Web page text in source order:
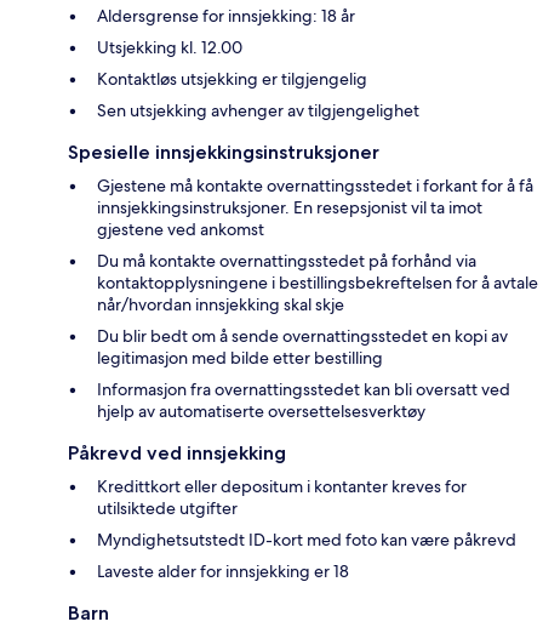
Aldersgrense for innsjekking: 18 år
Utsjekking kl. 12.00
Kontaktløs utsjekking er tilgjengelig
Sen utsjekking avhenger av tilgjengelighet
Spesielle innsjekkingsinstruksjoner
Gjestene må kontakte overnattingsstedet i forkant for å få
innsjekkingsinstruksjoner. En resepsjonist vil ta imot
gjestene ved ankomst
Du må kontakte overnattingsstedet på forhånd via
kontaktopplysningene i bestillingsbekreftelsen for å avtale
når/hvordan innsjekking skal skje
Du blir bedt om å sende overnattingsstedet en kopi av
legitimasjon med bilde etter bestilling
Informasjon fra overnattingsstedet kan bli oversatt ved
hjelp av automatiserte oversettelsesverktøy
Påkrevd ved innsjekking
Kredittkort eller depositum i kontanter kreves for
utilsiktede utgifter
Myndighetsutstedt ID-kort med foto kan være påkrevd
Laveste alder for innsjekking er 18
Barn